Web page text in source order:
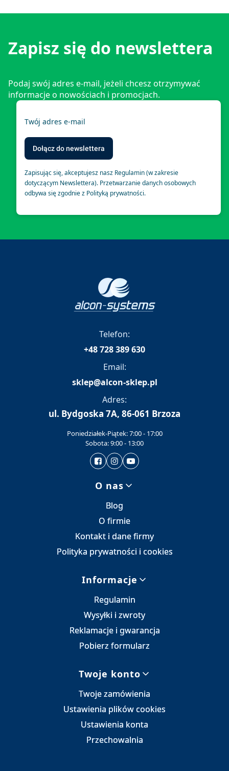
Zapisz się do newslettera
Podaj swój adres e-mail, jeżeli chcesz otrzymywać
informacje o nowościach i promocjach.
Twój adres e-mail
Dołącz do newslettera
Zapisując się, akceptujesz nasz Regulamin (w zakresie
dotyczącym Newslettera). Przetwarzanie danych osobowych
odbywa się zgodnie z Polityką prywatności.
Telefon:
+48 728 389 630
Email:
sklep@alcon-sklep.pl
Adres:
ul. Bydgoska 7A, 86-061 Brzoza
Poniedziałek-Piątek: 7:00 - 17:00
Sobota: 9:00 - 13:00
O nas
Blog
O firmie
Kontakt i dane firmy
Polityka prywatności i cookies
Informacje
Regulamin
Wysyłki i zwroty
Reklamacje i gwarancja
Pobierz formularz
Twoje konto
Twoje zamówienia
Ustawienia plików cookies
Ustawienia konta
Przechowalnia